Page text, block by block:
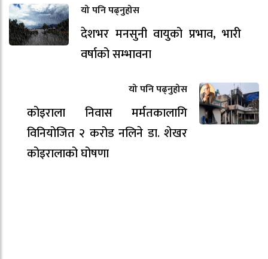
यो पनि पढ्नुहोस
देशभर मनसुनी वायुको प्रभाव, भारी
वर्षाको सम्भावना
यो पनि पढ्नुहोस
कोइराला निवास मर्मतकालागि
विनियोजित २ करोड नलिने डा. शेखर
कोइरालाको घोषणा